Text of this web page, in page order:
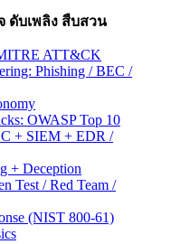
ดับเพลิง สืบสวน
ATT&CK
Phishing / BEC /
OWASP Top 10
+ SIEM + EDR /
+ Deception
Test / Red Team /
(NIST 800-61)